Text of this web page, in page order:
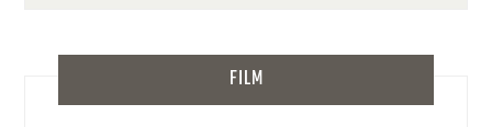
FILM